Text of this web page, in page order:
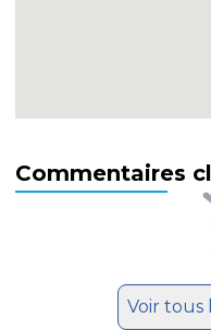
Commentaires
Voir tous